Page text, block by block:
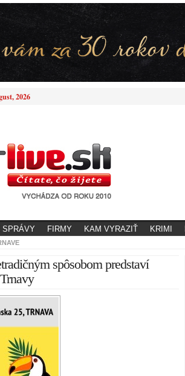
2026
SPRÁVY FIRMY KAM VYRAZIŤ KRIMI
spôsobom predstaví